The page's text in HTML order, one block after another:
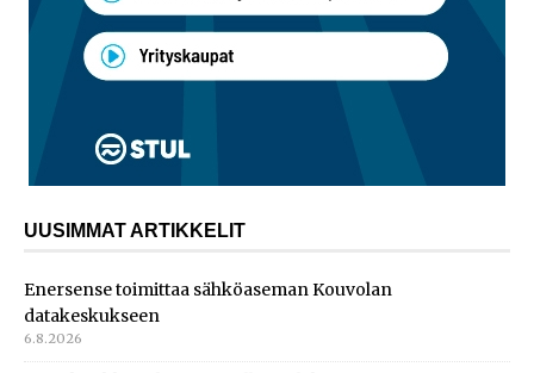
UUSIMMAT ARTIKKELIT
Enersense toimittaa sähköaseman Kouvolan
datakeskukseen
6.8.2026